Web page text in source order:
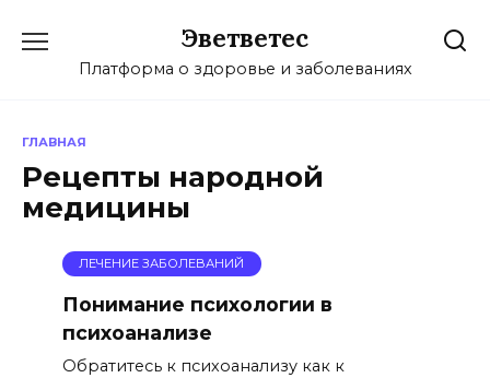
содержанию
Эветветес
Платформа о здоровье и заболеваниях
ГЛАВНАЯ
Рецепты народной
медицины
ЛЕЧЕНИЕ ЗАБОЛЕВАНИЙ
Понимание психологии в
психоанализе
Обратитесь к психоанализу как к